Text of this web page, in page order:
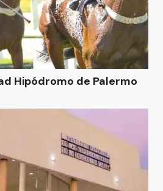
Hipódromo de Palermo